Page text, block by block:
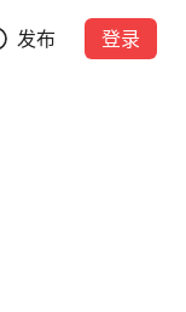
发布 登录